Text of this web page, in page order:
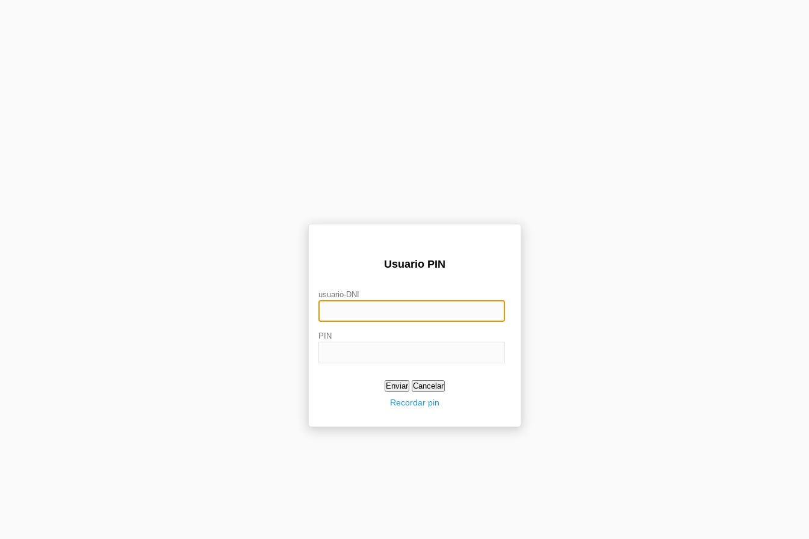
Usuario PIN
usuario-DNI
PIN
Recordar pin